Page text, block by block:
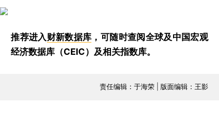
推荐进入财新数据库 ，可随时查阅全球及中国宏观
经济数据库（CEIC）及相关指数库。
责任编辑：于海荣 | 版面编辑：王影